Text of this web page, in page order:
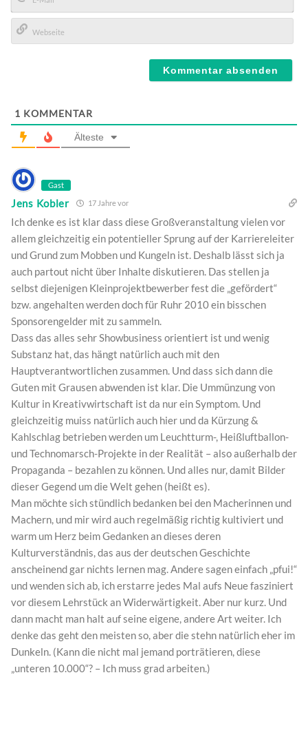
E-
Mail*
1 KOMMENTAR
Älteste
Gast
Jens Kobler 17 Jahre vor
Ich denke es ist klar dass diese Großveranstaltung vielen vor
allem gleichzeitig ein potentieller Sprung auf der Karriereleiter
und Grund zum Mobben und Kungeln ist. Deshalb lässt sich ja
auch partout nicht über Inhalte diskutieren. Das stellen ja
selbst diejenigen Kleinprojektbewerber fest die „gefördert“
bzw. angehalten werden doch für Ruhr 2010 ein bisschen
Sponsorengelder mit zu sammeln.
Dass das alles sehr Showbusiness orientiert ist und wenig
Substanz hat, das hängt natürlich auch mit den
Hauptverantwortlichen zusammen. Und dass sich dann die
Guten mit Grausen abwenden ist klar. Die Ummünzung von
Kultur in Kreativwirtschaft ist da nur ein Symptom. Und
gleichzeitig muiss natürlich auch hier und da Kürzung &
Kahlschlag betrieben werden um Leuchtturm-, Heißluftballon-
und Technomarsch-Projekte in der Realität – also außerhalb der
Propaganda – bezahlen zu können. Und alles nur, damit Bilder
dieser Gegend um die Welt gehen (heißt es).
Man möchte sich stündlich bedanken bei den Macherinnen und
Machern, und mir wird auch regelmäßig richtig kultiviert und
warm um Herz beim Gedanken an dieses deren
Kulturverständnis, das aus der deutschen Geschichte
anscheinend gar nichts lernen mag. Andere sagen einfach „pfui!“
und wenden sich ab, ich erstarre jedes Mal aufs Neue fasziniert
vor diesem Lehrstück an Widerwärtigkeit. Aber nur kurz. Und
dann macht man halt auf seine eigene, andere Art weiter. Ich
denke das geht den meisten so, aber die stehn natürlich eher im
Dunkeln. (Kann die nicht mal jemand porträtieren, diese
„unteren 10.000“? – Ich muss grad arbeiten.)